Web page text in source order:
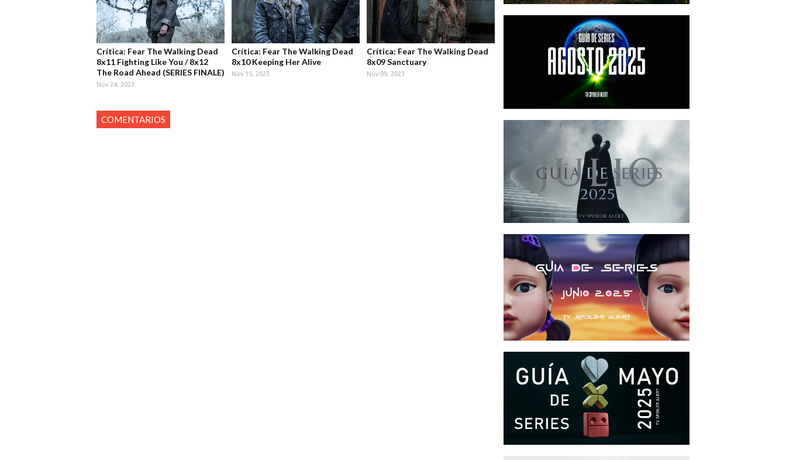
Crítica: Fear The Walking Dead
8x11 Fighting Like You / 8x12
The Road Ahead (SERIES FINALE)
Nov 24, 2023
Crítica: Fear The Walking Dead
8x10 Keeping Her Alive
Nov 15, 2023
Crítica: Fear The Walking Dead
8x09 Sanctuary
Nov 09, 2023
COMENTARIOS